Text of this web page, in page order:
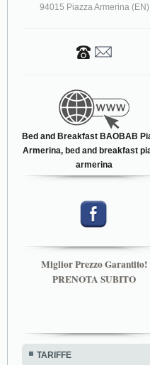
94015 Piazza Armerina (EN)
Bed and Breakfast BAOBAB
Armerina, bed and breakfast
armerina
Miglior Prezzo Garantito!
PRENOTA SUBITO
TARIFFE